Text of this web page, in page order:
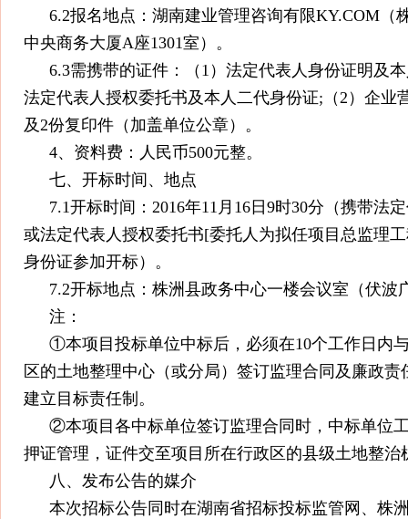
6.2报名地点：湖南建业管理咨询有限KY.COM（
中央商务大厦A座1301室）。
6.3需携带的证件：（1）法定代表人身份证明及
法定代表人授权委托书及本人二代身份证;（2）企业
及2份复印件（加盖单位公章）。
4、资料费：人民币500元整。
七、开标时间、地点
7.1开标时间：2016年11月16日9时30分（携带法
或法定代表人授权委托书[委托人为拟任项目总监理
身份证参加开标）。
7.2开标地点：株洲县政务中心一楼会议室（伏波
注：
①本项目投标单位中标后，必须在10个工作日内
区的土地整理中心（或分局）签订监理合同及廉政责
建立目标责任制。
②本项目各中标单位签订监理合同时，中标单位
押证管理，证件交至项目所在行政区的县级土地整治
八、发布公告的媒介
本次招标公告同时在湖南省招标投标监管网、株